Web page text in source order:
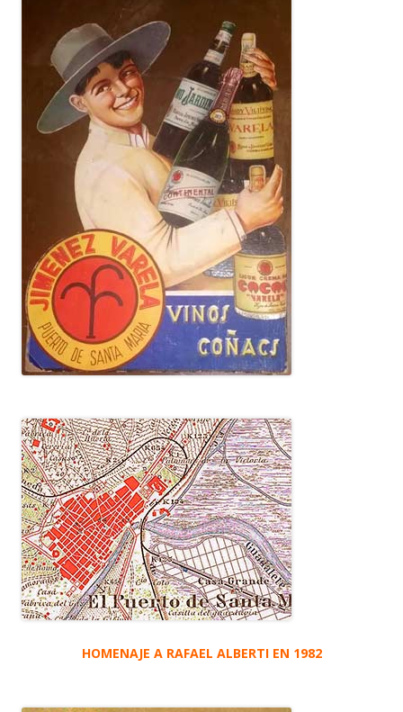
HOMENAJE A RAFAEL ALBERTI EN 1982